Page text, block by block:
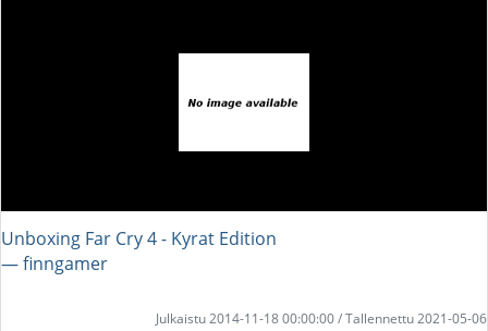
Unboxing Far Cry 4 - Kyrat Edition
― finngamer
Julkaistu 2014-11-18 00:00:00 / Tallennettu 2021-05-06